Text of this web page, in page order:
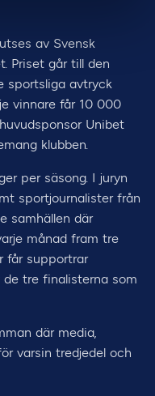
av Svensk
Priset går till den
sportsliga avtryck
vinnare får 10 000
Unibet
klubben.
per säsong. I juryn
sportjournalister från
samhällen där
månad fram tre
får supportrar
tre finalisterna som
där media,
varsin tredjedel och